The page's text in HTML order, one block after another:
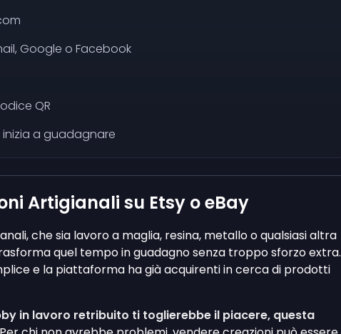
Google o Facebook
QR
a guadagnare
Artigianali su Etsy o eBay
che sia lavoro a maglia, resina, metallo o qualsiasi altra
quel tempo in guadagno senza troppo sforzo extra.
e la piattaforma ha già acquirenti in cerca di prodotti
in lavoro retribuito ti toglierebbe il piacere, questa